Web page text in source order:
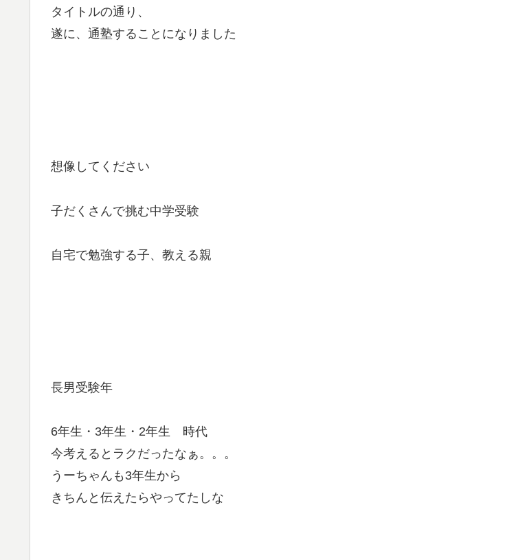
タイトルの通り、
遂に、通塾することになりました
想像してください
子だくさんで挑む中学受験
自宅で勉強する子、教える親
長男受験年
6年生・3年生・2年生 時代
今考えるとラクだったなぁ。。。
うーちゃんも3年生から
きちんと伝えたらやってたしな